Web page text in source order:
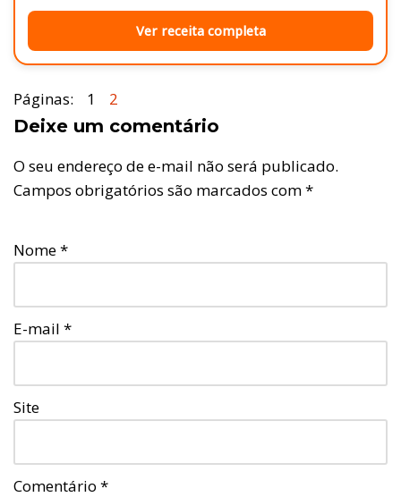
Ver receita completa
Páginas: 1 2
Deixe um comentário
O seu endereço de e-mail não será publicado.
Campos obrigatórios são marcados com*
Nome*
E-mail *
Site
Comentário *